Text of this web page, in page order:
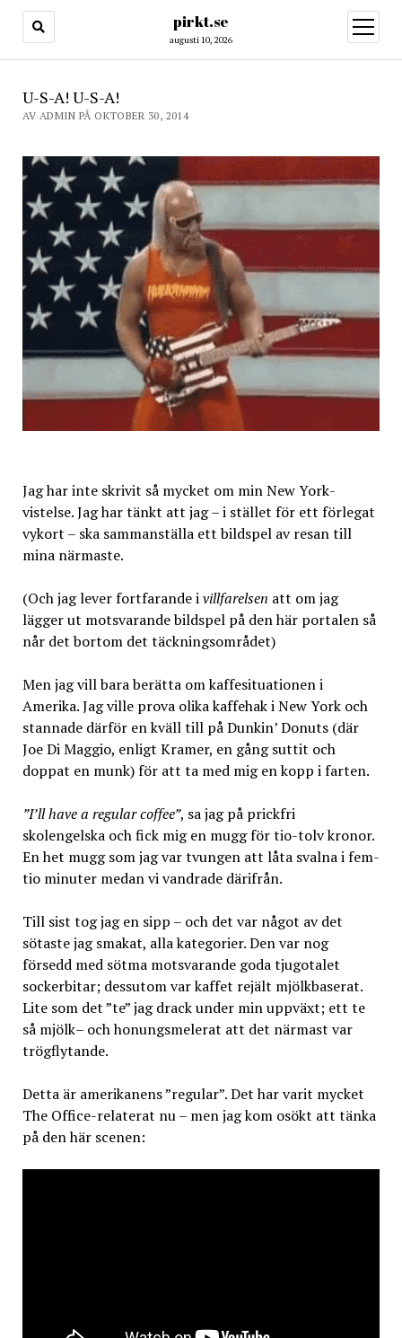
pirkt.se
augusti 10, 2026
öppna
meny
U-S-A! U-S-A!
AV ADMIN PÅ OKTOBER 30, 2014
Jag har inte skrivit så mycket om min New York-
vistelse. Jag har tänkt att jag – i stället för ett förlegat
vykort – ska sammanställa ett bildspel av resan till
mina närmaste.
(Och jag lever fortfarande ivillfarelsen att om jag
lägger ut motsvarande bildspel på den här portalen så
når det bortom det täckningsområdet)
Men jag vill bara berätta om kaffesituationen i
Amerika. Jag ville prova olika kaffehak i New York och
stannade därför en kväll till på Dunkin’ Donuts (där
Joe Di Maggio, enligt Kramer, en gång suttit och
doppat en munk) för att ta med mig en kopp i farten.
”I’ll have a regular coffee”, sa jag på prickfri
skolengelska och fick mig en mugg för tio-tolv kronor.
En het mugg som jag var tvungen att låta svalna i fem-
tio minuter medan vi vandrade därifrån.
Till sist tog jag en sipp – och det var något av det
sötaste jag smakat, alla kategorier. Den var nog
försedd med sötma motsvarande goda tjugotalet
sockerbitar; dessutom var kaffet rejält mjölkbaserat.
Lite som det ”te” jag drack under min uppväxt; ett te
så mjölk– och honungsmelerat att det närmast var
trögflytande.
Detta är amerikanens ”regular”. Det har varit mycket
The Office-relaterat nu – men jag kom osökt att tänka
på den här scenen: